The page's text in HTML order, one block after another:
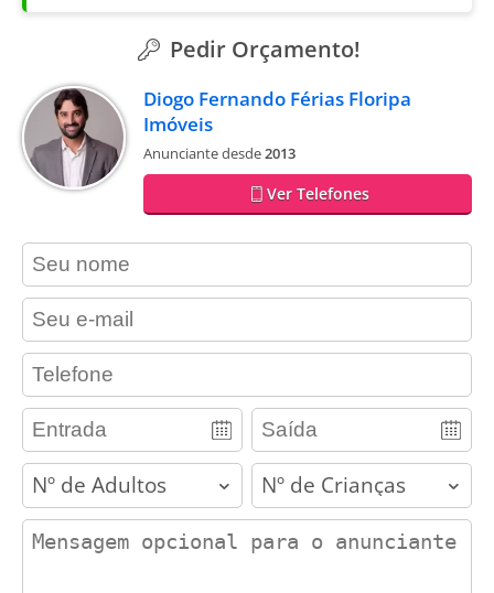
Pedir Orçamento!
Diogo Fernando Férias Floripa
Imóveis
Anunciante desde2013
Ver Telefones
contact_name
contact_email
contact_phone
adults children
contact_message